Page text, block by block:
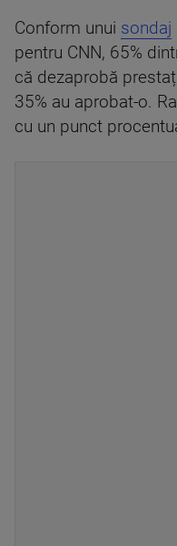
Conform unui sondaj
pentru CNN, 65%
că dezaprobă
35% au aprobat-o.
cu un punct